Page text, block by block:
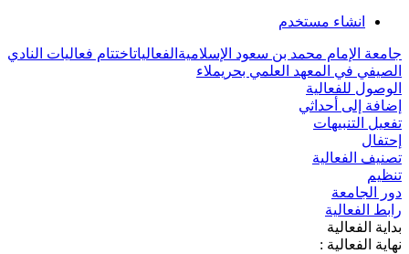
انشاء مستخدم
جامعة الإمام محمد بن سعود الإسلامية الفعالياتاختتام فعاليات النادي
الصيفي في المعهد العلمي بحريملاء
الوصول للفعالية
إضافة إلى أحداثي
تفعيل التنبيهات
إحتفال
تصنيف الفعالية
تنظيم
دور الجامعة
رابط الفعالية
بداية الفعالية
نهاية الفعالية :